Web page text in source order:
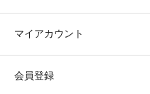
マイアカウント
会員登録